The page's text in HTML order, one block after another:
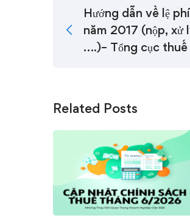
Hướng dẫn về lệ
năm 2017 (nộp, xử
….)– Tổng cục thuế
Related Posts